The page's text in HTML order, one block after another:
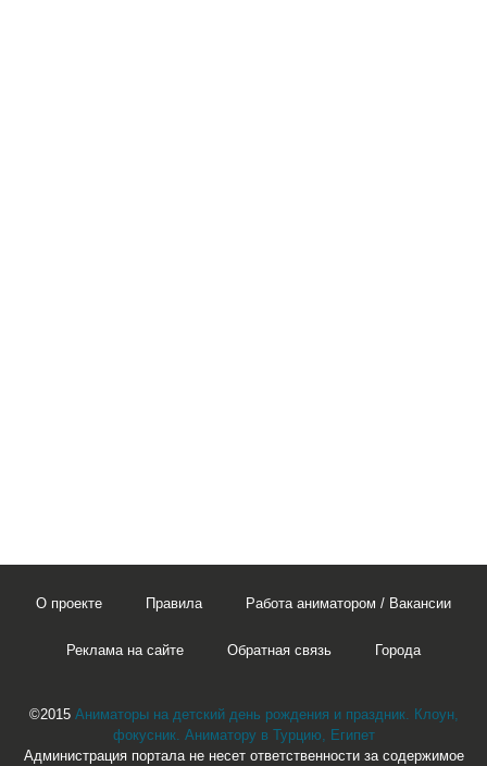
О проекте Правила Работа аниматором / Вакансии
Реклама на сайте Обратная связь Города
©2015 Аниматоры на детский день рождения и праздник. Клоун,
фокусник. Аниматору в Турцию, Египет
Администрация портала не несет ответственности за содержимое